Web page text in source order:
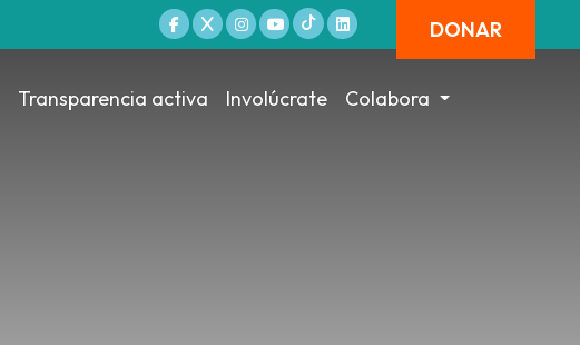
DONAR
Transparencia activa Involúcrate Colabora